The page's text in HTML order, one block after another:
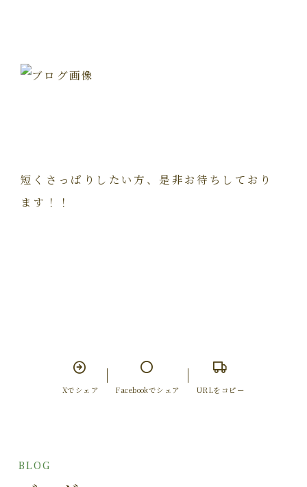
短くさっぱりしたい方、是非お待ちしており
ます！！
Xでシェア Facebookでシェア URLをコピー
BLOG